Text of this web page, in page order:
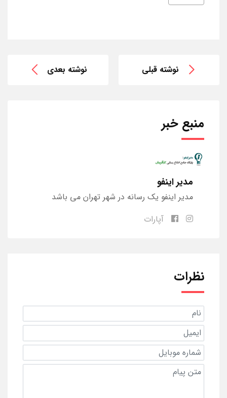
نوشته قبلی نوشته بعدی
منبع خبر
مدیر اینفو
مدیر اینفو یک رسانه در شهر تهران می باشد
آپارات
نظرات